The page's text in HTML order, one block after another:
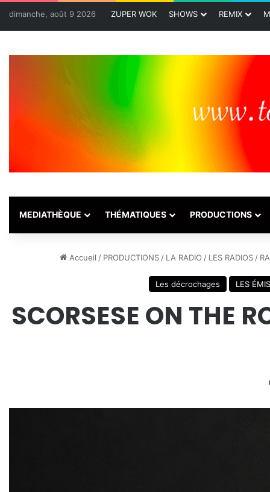
dimanche, août 9 2026 ZUPER WOK SHOWS REMIX
MEDIATHÈQUE THÉMATIQUES PRODUCTIONS
Accueil / PRODUCTIONS / LA RADIO / LES RADIOS /
Les décrochages LES
SCORSESE ON THE